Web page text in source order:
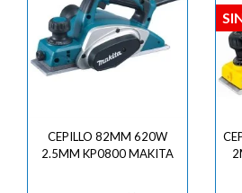
CEPILLO 82MM 620W
2.5MM KP0800 MAKITA